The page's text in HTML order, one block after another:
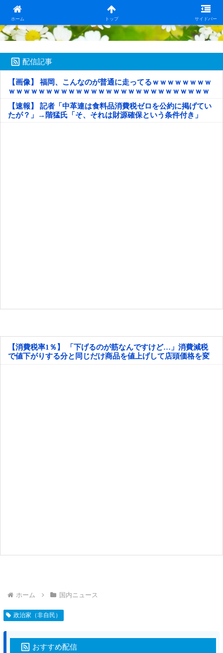
ホーム トップ サイドバー
日本第一！ニュース録
配信記事
【画像】 福岡、こんなのが普通に走ってるｗｗｗｗｗｗｗｗ
ｗｗｗｗｗｗｗｗｗｗｗｗｗｗｗｗｗｗｗｗｗｗｗｗｗｗｗ
ｗｗｗｗｗ
【速報】 記者「中革連は食料品消費税ゼロを公約に掲げてい
たが？」→階猛氏「そ、それは財源確保という条件付き」
【消費税率1％】 「下げるのが筋なんですけど…」消費減税
で値下がりする分と同じだけ商品を値上げして店頭価格を変
えない店も
ホーム 国内ニュース
政治家（非自民）
おすすめ配信